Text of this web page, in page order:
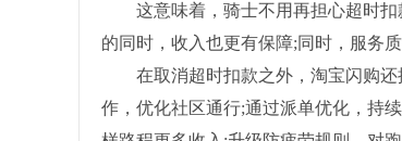
这意味着，骑士不用再担心超时扣
的同时，收入也更有保障;同时，服务
在取消超时扣款之外，淘宝闪购还
作，优化社区通行;通过派单优化，持